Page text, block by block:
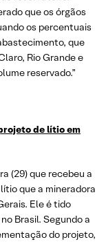
que os órgãos
os percentuais
que
Rio Grande e
reservado.”
de lítio em
(29) que recebeu a
que a mineradora
Ele é tido
Brasil. Segundo a
do projeto,